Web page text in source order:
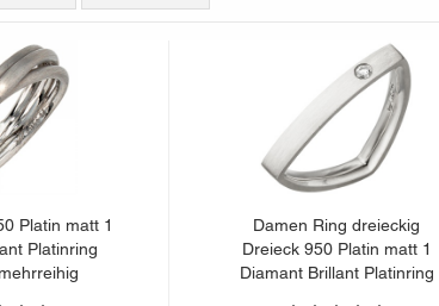
Platin matt 1
Platinring
Damen Ring dreieckig
Dreieck 950 Platin matt 1
Diamant Brillant Platinring